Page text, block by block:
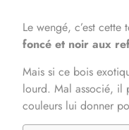
Le wengé, c’est
foncé et noir aux
Mais si ce bois
lourd. Mal associé, il
couleurs lui donner